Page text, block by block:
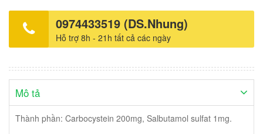
0974433519 (DS.Nhung)
Hỗ trợ 8h - 21h tất cả các ngày
Mô tả
Thành phần: Carbocystein 200mg, Salbutamol sulfat 1mg.